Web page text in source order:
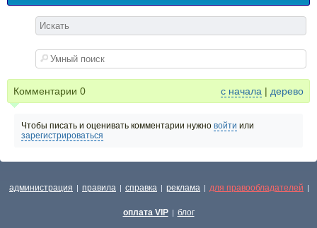
Комментарии 0 с начала | дерево
Чтобы писать и оценивать комментарии нужно войти или
зарегистрироваться
администрация | правила | справка | реклама | для правообладателей |
оплата VIP | блог